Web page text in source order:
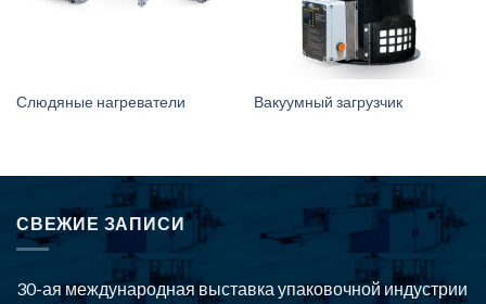
Слюдяные нагреватели Вакуумный загрузчик
СВЕЖИЕ ЗАПИСИ
30-ая международная выставка упаковочной индустрии